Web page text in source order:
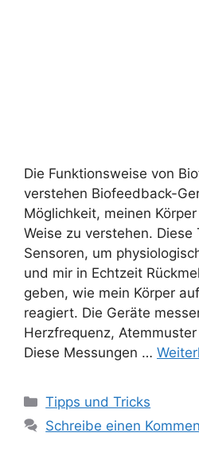
Die Funktionsweise von
verstehen Biofeedback-
Möglichkeit, meinen
Weise zu verstehen.
Sensoren, um
und mir in Echtzeit
geben, wie mein Körper
reagiert. Die Geräte
Herzfrequenz,
Diese Messungen …
Kategorien
Tipps und Tricks
Schreibe einen